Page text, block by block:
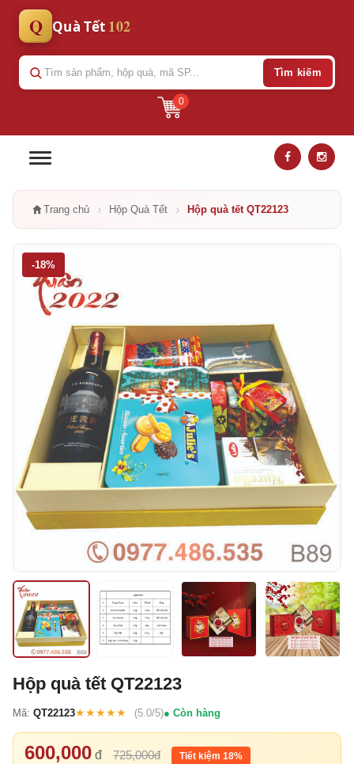
Q Quà Tết 102
0
Tìm kiếm
Trang chủ › Hộp Quà Tết › Hộp quà tết QT22123
-18%
Hộp quà tết QT22123
Mã: QT22123★★★★★ (5.0/5) Còn hàng
600,000 đ 725,000đ
Tiết kiệm 18%